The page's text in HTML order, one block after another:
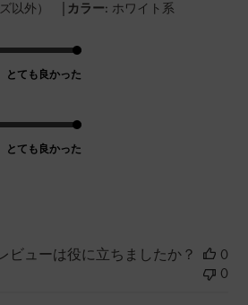
以外） | カラー: ホワイト系
とても良かった
とても良かった
ビューは役に立ちましたか？
0
0